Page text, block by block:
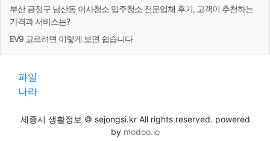
부산 금정구 남산동 이사청소 입주청소 전문업체 후기, 고객이 추천하는
가격과 서비스는?
EV9 고르려면 이렇게 보면 쉽습니다
파일
나라
세종시 생활정보 © sejongsi.kr All rights reserved. powered
by modoo.io